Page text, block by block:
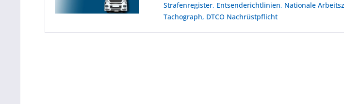
Strafenregister, Entsenderichtlinien, Nationale
Tachograph, DTCO Nachrüstpflicht